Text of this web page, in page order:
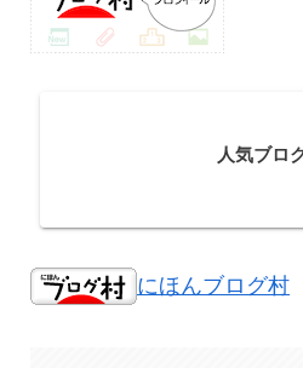
人気ブロ
にほんブログ村